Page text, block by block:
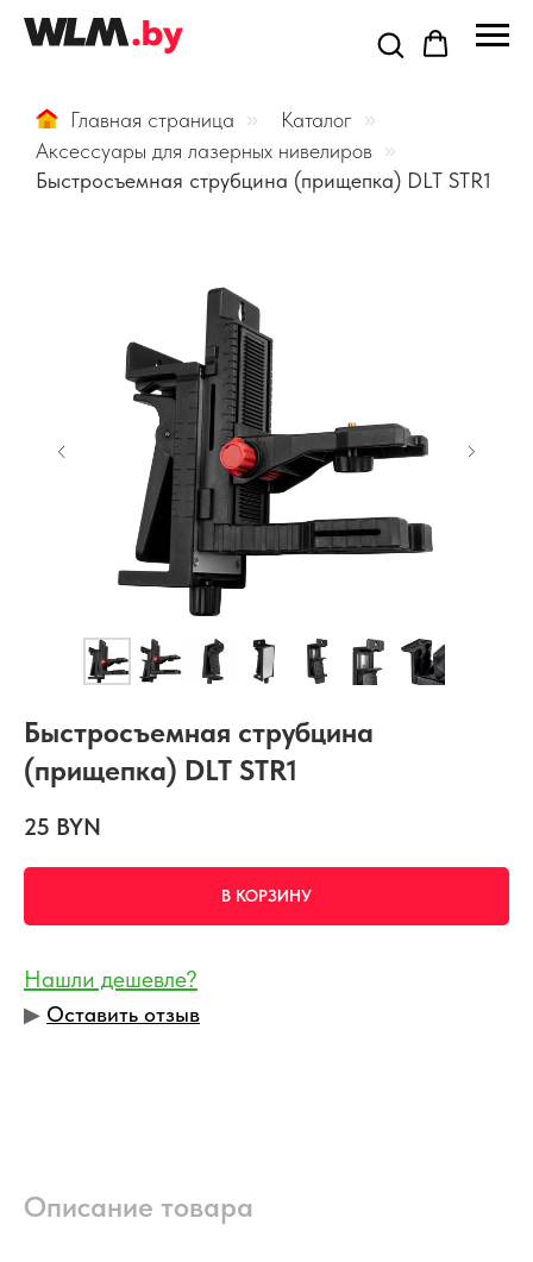
Главная страница » Каталог »
Аксессуары для лазерных нивелиров »
Быстросъемная струбцина (прищепка) DLT STR1
Быстросъемная струбцина
(прищепка) DLT STR1
25 BYN
В КОРЗИНУ
Нашли дешевле?
▶︎ Оставить отзыв
Описание товара